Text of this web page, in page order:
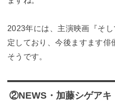
2023年には、主演映画『そ
定しており、今後ますます
そうです。
②NEWS・加藤シゲアキ